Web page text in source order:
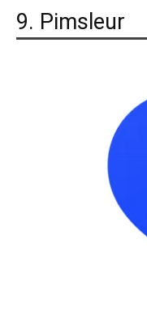
9. Pimsleur